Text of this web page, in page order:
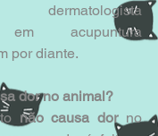
em acupuntura
por diante.
dor no animal?
não causa dor no